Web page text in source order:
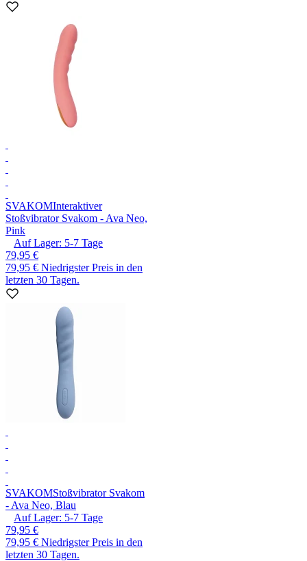
SVAKOMInteraktiver
Stoßvibrator Svakom - Ava Neo,
Pink
Auf Lager: 5-7 Tage
79,95 €
79,95 € Niedrigster Preis in den
letzten 30 Tagen.
SVAKOMStoßvibrator Svakom
- Ava Neo, Blau
Auf Lager: 5-7 Tage
79,95 €
79,95 € Niedrigster Preis in den
letzten 30 Tagen.